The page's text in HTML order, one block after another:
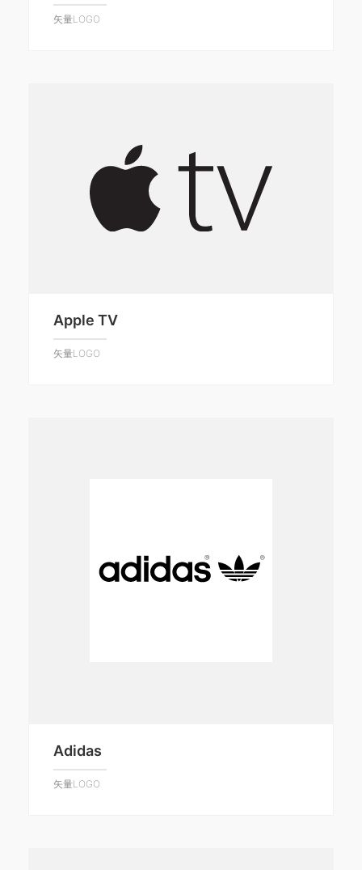
矢量LOGO
Apple TV
矢量LOGO
Adidas
矢量LOGO